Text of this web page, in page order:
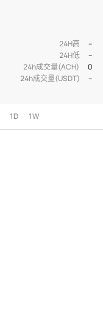
24H高
--
24H低
--
24h成交量(ACH)
0
24h成交量(USDT)
--
1D 1W